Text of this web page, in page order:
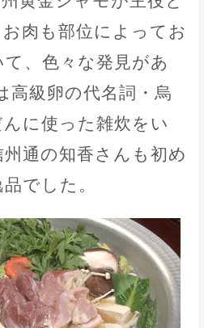
肉も部位によってお
、色々な発見があ
高級卵の代名詞・烏
に使った雑炊をい
通の知香さんも初め
でした。